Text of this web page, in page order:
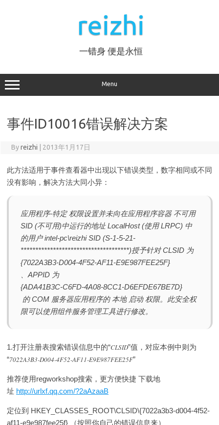
reizhi
一错身 便是永恒
Menu
事件ID10016错误解决方案
Byreizhi 2013年1月17日
此方法适用于事件查看器中出现以下错误类型，数字相同或不同
没有影响，解决方法大同小异：
应用程序-特定 权限设置并未向在应用程序容器 不可用
SID (不可用)中运行的地址 LocalHost (使用 LRPC) 中
的用户 intel-pc\reizhi SID (S-1-5-21-
*************************************)授予针对 CLSID 为
{7022A3B3-D004-4F52-AF11-E9E987FEE25F}
、APPID 为
{ADA41B3C-C6FD-4A08-8CC1-D6EFDE67BE7D}
的 COM 服务器应用程序的 本地 启动 权限。此安全权
限可以使用组件服务管理工具进行修改。
1.打开注册表搜索错误信息中的“CLSID”值，对应本例中则为
“7022A3B3-D004-4F52-AF11-E9E987FEE25F”
推荐使用regworkshop搜索，更方便快捷 下载地
址 http://urlxf.qq.com/?2aAzaaB
定位到 HKEY_CLASSES_ROOT\CLSID\{7022a3b3-d004-4f52-
af11-e9e987fee25f} （按照你自己的错误信息来）